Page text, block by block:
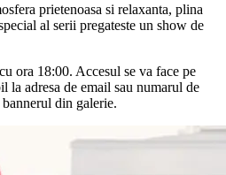
prietenoasa si relaxanta, plina
al serii pregateste un show de
ora 18:00. Accesul se va face pe
la adresa de email sau numarul de
din galerie.